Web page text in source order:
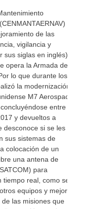
de las
vigilancia y
sus siglas en inglés)
opera la Armada de
lo que durante los
la modernización
M7 Aerospace,
entre
y devueltos a
desconoce si se les
sus sistemas de
colocación de un
una antena de
para
real, como se
equipos y mejorar
las misiones que